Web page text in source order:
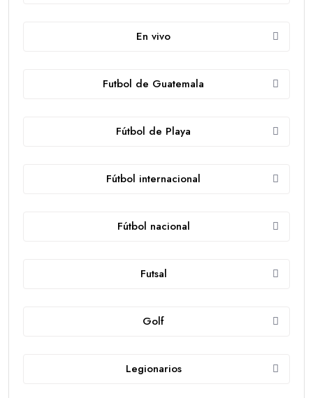
En vivo
Futbol de Guatemala
Fútbol de Playa
Fútbol internacional
Fútbol nacional
Futsal
Golf
Legionarios